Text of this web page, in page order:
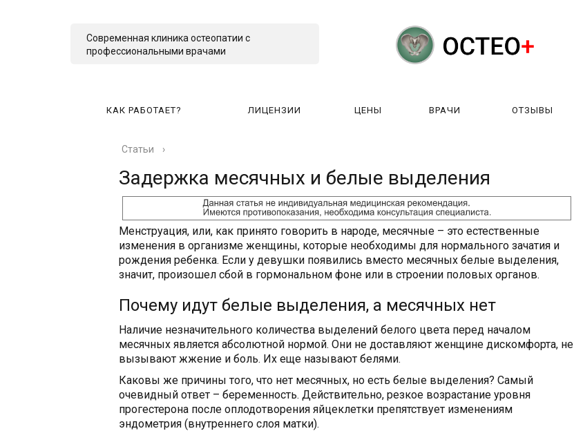
Современная клиника остеопатии с
профессиональными врачами
КАК РАБОТАЕТ? ЛИЦЕНЗИИ ЦЕНЫ ВРАЧИ ОТЗЫВЫ
КАК РАБОТАЕТ?
Статьи ›
Задержка месячных и белые выделения
Менструация, или, как принято говорить в народе, месячные – это естественные
изменения в организме женщины, которые необходимы для нормального зачатия и
рождения ребенка. Если у девушки появились вместо месячных белые выделения,
значит, произошел сбой в гормональном фоне или в строении половых органов.
Почему идут белые выделения, а месячных нет
Наличие незначительного количества выделений белого цвета перед началом
месячных является абсолютной нормой. Они не доставляют женщине дискомфорта, не
вызывают жжение и боль. Их еще называют белями.
Каковы же причины того, что нет месячных, но есть белые выделения? Самый
очевидный ответ – беременность. Действительно, резкое возрастание уровня
прогестерона после оплодотворения яйцеклетки препятствует изменениям
эндометрия (внутреннего слоя матки).